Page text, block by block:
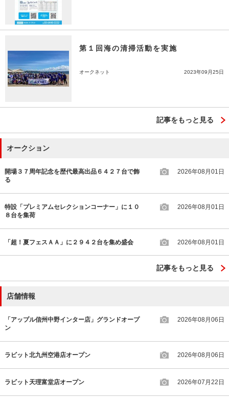
第１回海の清掃活動を実施
オークネット 2023年09月25日
記事をもっと見る
オークション
開場３７周年記念を歴代最高出品６４２７台で飾
る
2026年08月01日
特設「プレミアムセレクションコーナー」に１０
８台を集荷
2026年08月01日
「超！夏フェスＡＡ」に２９４２台を集め盛会 2026年08月01日
記事をもっと見る
店舗情報
「アップル信州中野インター店」グランドオープ
ン
2026年08月06日
ラビット北九州空港店オープン 2026年08月06日
ラビット天理富堂店オープン 2026年07月22日